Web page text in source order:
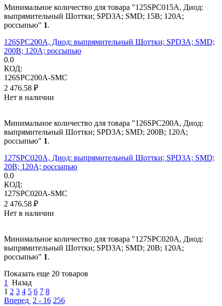
Минимальное количество для товара "125SPC015A, Диод:
выпрямительный Шоттки; SPD3A; SMD; 15В; 120А;
россыпью" 1.
126SPC200A, Диод: выпрямительный Шоттки; SPD3A; SMD;
200В; 120А; россыпью
0.0
КОД:
126SPC200A-SMC
2 476.58 ₽
Нет в наличии
Минимальное количество для товара "126SPC200A, Диод:
выпрямительный Шоттки; SPD3A; SMD; 200В; 120А;
россыпью" 1.
127SPC020A, Диод: выпрямительный Шоттки; SPD3A; SMD;
20В; 120А; россыпью
0.0
КОД:
127SPC020A-SMC
2 476.58 ₽
Нет в наличии
Минимальное количество для товара "127SPC020A, Диод:
выпрямительный Шоттки; SPD3A; SMD; 20В; 120А;
россыпью" 1.
Показать еще 20 товаров
1
Назад
1 2 3 4 5 6 7 8
Вперед 2 - 16 256